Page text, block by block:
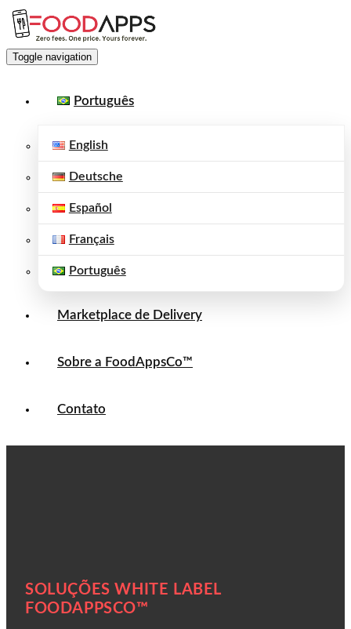
Toggle navigation
Português
English
Deutsche
Español
Français
Português
Marketplace de Delivery
Sobre a FoodAppsCo™
Contato
SOLUÇÕES WHITE LABEL
FOODAPPSCO™